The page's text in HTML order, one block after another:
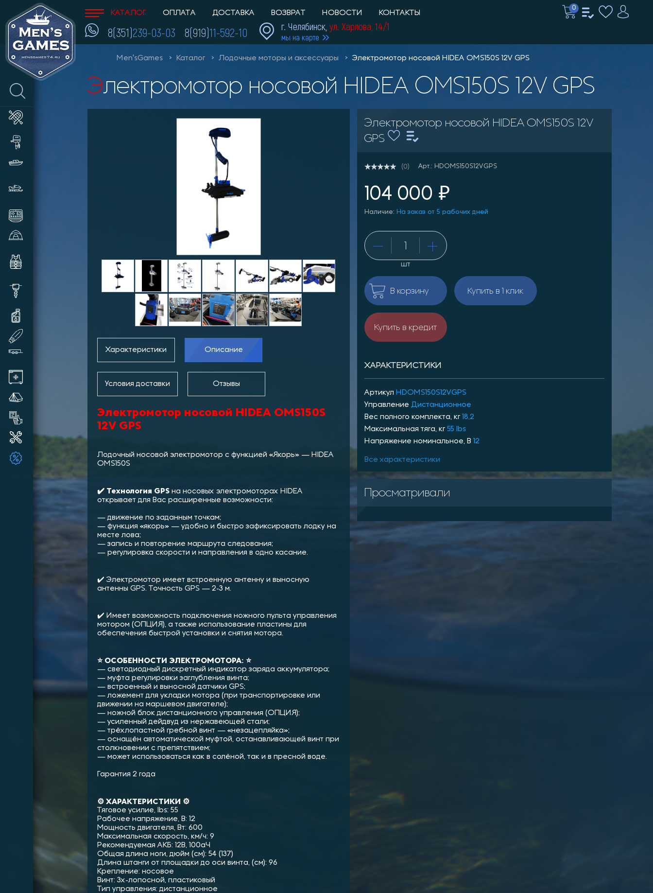
КАТАЛОГ ОПЛАТА ДОСТАВКА ВОЗВРАТ НОВОСТИ КОНТАКТЫ
0
8(351)239-03-03 8(919)11-592-10 г. Челябинск, ул. Харлова, 14/1
мы на карте
Men'sGames Каталог Лодочные моторы и аксессуары Электромотор носовой HIDEA OMS150S 12V GPS
Электромотор носовой HIDEA OMS150S 12V GPS
Характеристики Описание
Условия доставки Отзывы
Электромотор носовой HIDEA OMS150S
12V GPS
Лодочный носовой электромотор с функцией «Якорь» — HIDEA
OMS150S
✔️ Технология GPS на носовых электромоторах HIDEA
открывает для Вас расширенные возможности:
— движение по заданным точкам;
— функция «якорь» — удобно и быстро зафиксировать лодку на
месте лова;
— запись и повторение маршрута следования;
— регулировка скорости и направления в одно касание.
✔️ Электромотор имеет встроенную антенну и выносную
антенны GPS. Точность GPS — 2-3 м.
✔️ Имеет возможность подключения ножного пульта управления
мотором (ОПЦИЯ), а также использование пластины для
обеспечения быстрой установки и снятия мотора.
⭐ ОСОБЕННОСТИ ЭЛЕКТРОМОТОРА: ⭐
— светодиодный дискретный индикатор заряда аккумулятора;
— муфта регулировки заглубления винта;
— встроенный и выносной датчики GPS;
— ложемент для укладки мотора (при транспортировке или
движении на маршевом двигателе);
— ножной блок дистанционного управления (ОПЦИЯ);
— усиленный дейдвуд из нержавеющей стали;
— трёхлопастной гребной винт — «незацепляйка»;
— оснащён автоматической муфтой, останавливающей винт при
столкновении с препятствием;
— может использоваться как в солёной, так и в пресной воде.
Гарантия 2 года
⚙️ ХАРАКТЕРИСТИКИ ⚙️
Тяговое усилие, lbs: 55
Рабочее напряжение, В: 12
Мощность двигателя, Вт: 600
Максимальная скорость, км/ч: 9
Рекомендуемая АКБ: 12В, 100аЧ
Общая длина ноги, дюйм (см): 54 (137)
Длина штанги от площадки до оси винта, (см): 96
Крепление: носовое
Винт: 3х-лопосной, пластиковый
Тип управления: дистанционное
Электромотор носовой HIDEA OMS150S 12V
GPS
(0) Арт.: HDOMS150S12VGPS
104 000 ₽
Наличие: На заказ от 5 рабочих дней
шт
В корзину Купить в 1 клик
Купить в кредит
ХАРАКТЕРИСТИКИ
Артикул HDOMS150S12VGPS
Управление Дистанционное
Вес полного комплекта, кг 18,2
Максимальная тяга, кг 55 lbs
Напряжение номинальное, В
12
Все характеристики
Просматривали
Шуруповерты, видеокамеры,
Товары бывшие в употреблении
Ремонт и ТО ПЛМ
ТОВАРЫ ПО АКЦИИ!!